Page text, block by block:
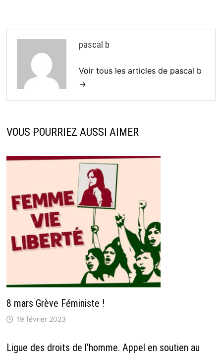
pascal b
Voir tous les articles de pascal b
→
VOUS POURRIEZ AUSSI AIMER
8 mars Grève Féministe !
19 février 2023
Ligue des droits de l’homme. Appel en soutien au